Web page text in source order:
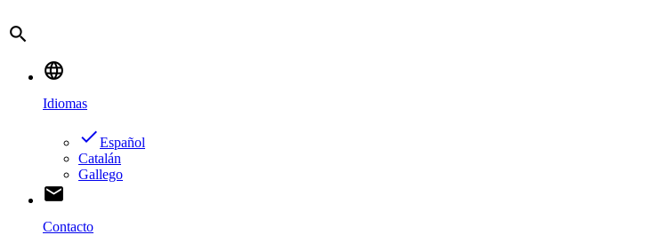
search
language
Idiomas
doneEspañol
Catalán
Gallego
email
Contacto